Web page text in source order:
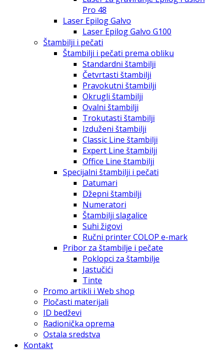
Pro 48
Laser Epilog Galvo
Laser Epilog Galvo G100
Štambilji i pečati
Štambilji i pečati prema obliku
Standardni štambilji
Četvrtasti štambilji
Pravokutni štambilji
Okrugli štambilji
Ovalni štambilji
Trokutasti štambilji
Izduženi štambilji
Classic Line štambilji
Expert Line štambilji
Office Line štambilji
Specijalni štambilji i pečati
Datumari
Džepni štambilji
Numeratori
Štambilji slagalice
Suhi žigovi
Ručni printer COLOP e-mark
Pribor za štambilje i pečate
Poklopci za štambilje
Jastučići
Tinte
Promo artikli i Web shop
Pločasti materijali
ID bedževi
Radionička oprema
Ostala sredstva
Kontakt